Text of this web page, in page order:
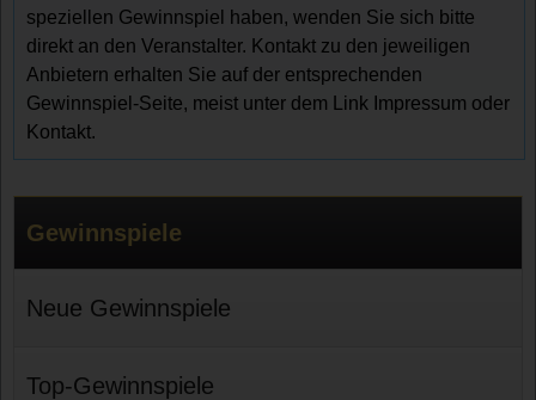
speziellen Gewinnspiel haben, wenden Sie sich bitte
direkt an den Veranstalter. Kontakt zu den jeweiligen
Anbietern erhalten Sie auf der entsprechenden
Gewinnspiel-Seite, meist unter dem Link Impressum oder
Kontakt.
Gewinnspiele
Neue Gewinnspiele
Top-Gewinnspiele